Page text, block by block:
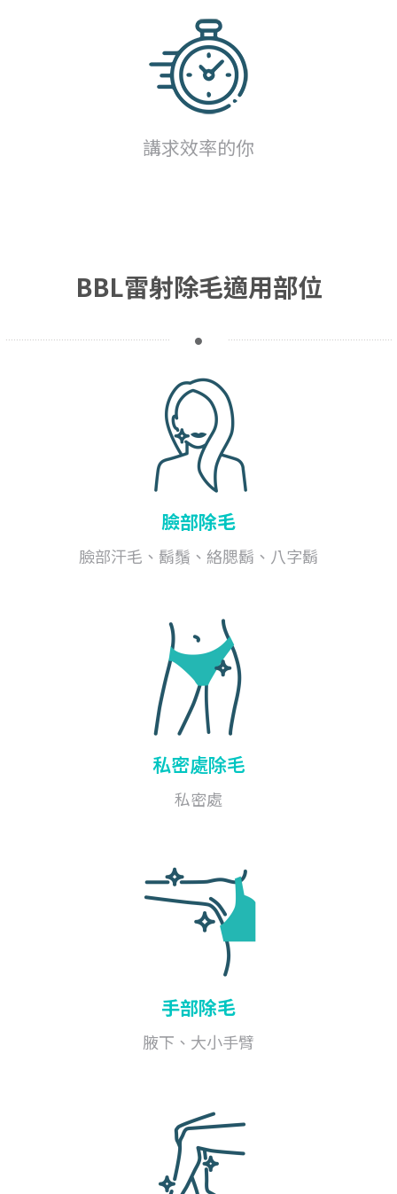
講求效率的你
BBL雷射除毛適用部位
臉部除毛
臉部汗毛、鬍鬚、絡腮鬍、八字鬍
私密處除毛
私密處
手部除毛
腋下、大小手臂